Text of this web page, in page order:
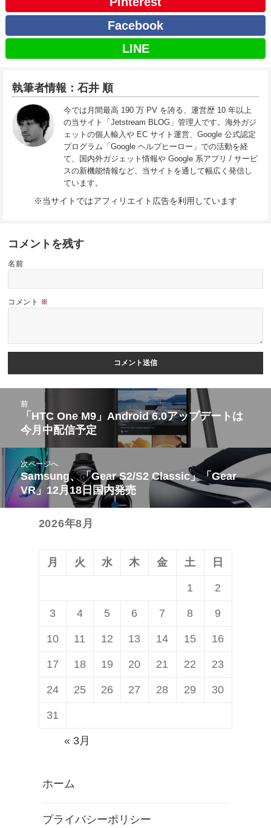
Facebook
LINE
執筆者情報：石井 順
今では月間最高 190 万 PV を誇る、運営歴 10 年以上
の当サイト「Jetstream BLOG」管理人です。海外ガジ
ェットの個人輸入や EC サイト運営、Google 公式認定
プログラム「Google ヘルプヒーロー」での活動を経
て、国内外ガジェット情報や Google 系アプリ / サービ
スの新機能情報など、当サイトを通して幅広く発信し
ています。
※当サイトではアフィリエイト広告を利用しています
コメントを残す
名前
コメント ※
ビ
ー
シ
前
前
の
稿:
「HTC One M9」Android 6.0アップデートは
今月中配信予定
次ページへ
次
の
投
Samsung、「Gear S2/S2 Classic」「Gear
VR」12月18日国内発売
2026年8月
月 火 水 木 金 土 日
1 2
3 4 5 6 7 8 9
10 11 12 13 14 15 16
17 18 19 20 21 22 23
24 25 26 27 28 29 30
31
« 3月
ホーム
プライバシーポリシー